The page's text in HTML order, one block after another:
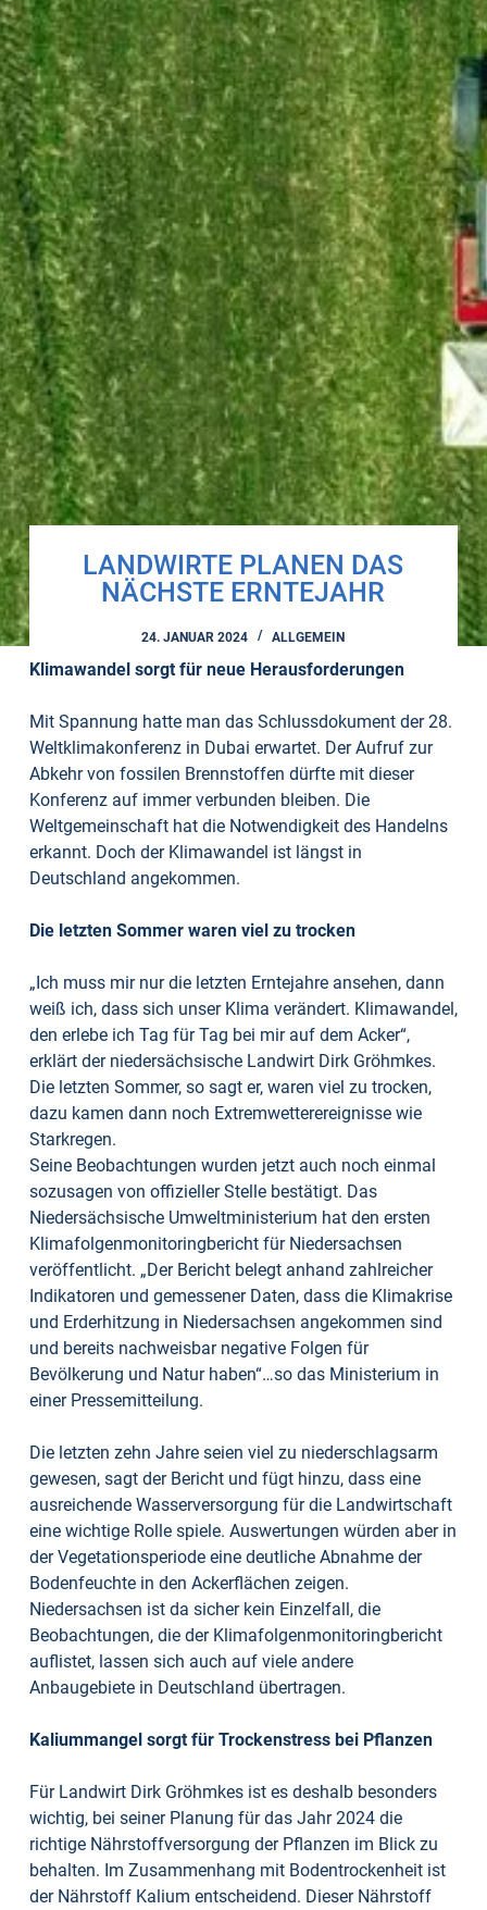
LANDWIRTE PLANEN DAS
NÄCHSTE ERNTEJAHR
24. JANUAR 2024 ALLGEMEIN
Klimawandel sorgt für neue Herausforderungen
Mit Spannung hatte man das Schlussdokument der 28.
Weltklimakonferenz in Dubai erwartet. Der Aufruf zur
Abkehr von fossilen Brennstoffen dürfte mit dieser
Konferenz auf immer verbunden bleiben. Die
Weltgemeinschaft hat die Notwendigkeit des Handelns
erkannt. Doch der Klimawandel ist längst in
Deutschland angekommen.
Die letzten Sommer waren viel zu trocken
„Ich muss mir nur die letzten Erntejahre ansehen, dann
weiß ich, dass sich unser Klima verändert. Klimawandel,
den erlebe ich Tag für Tag bei mir auf dem Acker“,
erklärt der niedersächsische Landwirt Dirk Gröhmkes.
Die letzten Sommer, so sagt er, waren viel zu trocken,
dazu kamen dann noch Extremwetterereignisse wie
Starkregen.
Seine Beobachtungen wurden jetzt auch noch einmal
sozusagen von offizieller Stelle bestätigt. Das
Niedersächsische Umweltministerium hat den ersten
Klimafolgenmonitoringbericht für Niedersachsen
veröffentlicht. „Der Bericht belegt anhand zahlreicher
Indikatoren und gemessener Daten, dass die Klimakrise
und Erderhitzung in Niedersachsen angekommen sind
und bereits nachweisbar negative Folgen für
Bevölkerung und Natur haben“…so das Ministerium in
einer Pressemitteilung.
Die letzten zehn Jahre seien viel zu niederschlagsarm
gewesen, sagt der Bericht und fügt hinzu, dass eine
ausreichende Wasserversorgung für die Landwirtschaft
eine wichtige Rolle spiele. Auswertungen würden aber in
der Vegetationsperiode eine deutliche Abnahme der
Bodenfeuchte in den Ackerflächen zeigen.
Niedersachsen ist da sicher kein Einzelfall, die
Beobachtungen, die der Klimafolgenmonitoringbericht
auflistet, lassen sich auch auf viele andere
Anbaugebiete in Deutschland übertragen.
Kaliummangel sorgt für Trockenstress bei Pflanzen
Für Landwirt Dirk Gröhmkes ist es deshalb besonders
wichtig, bei seiner Planung für das Jahr 2024 die
richtige Nährstoffversorgung der Pflanzen im Blick zu
behalten. Im Zusammenhang mit Bodentrockenheit ist
der Nährstoff Kalium entscheidend. Dieser Nährstoff